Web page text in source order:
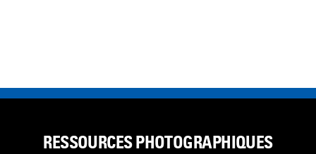
RESSOURCES PHOTOGRAPHIQUES